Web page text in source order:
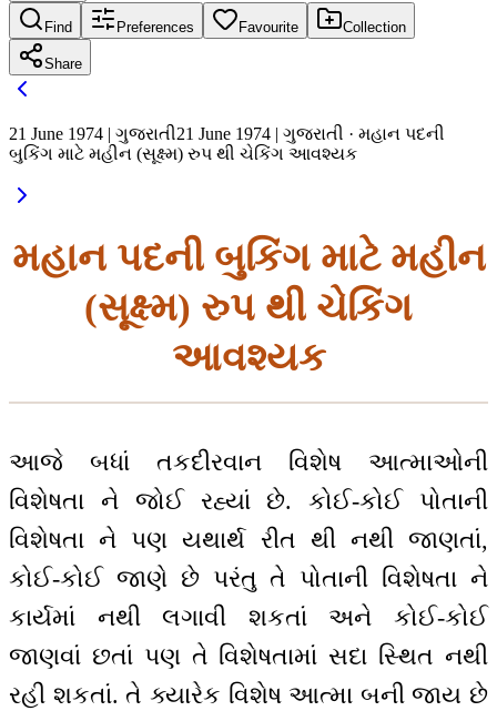
Find Preferences Favourite Collection
Share
21 June 1974 | ગુજરાતી21 June 1974 | ગુજરાતી · મહાન પદની
બુકિંગ માટે મહીન (સૂક્ષ્મ) રુપ થી ચેકિંગ આવશ્યક
મહાન પદની બુકિંગ માટે મહીન
(સૂક્ષ્મ) રુપ થી ચેકિંગ
આવશ્યક
આજે બધાં તકદીરવાન વિશેષ આત્માઓની
વિશેષતા ને જોઈ રહ્યાં છે. કોઈ-કોઈ પોતાની
વિશેષતા ને પણ યથાર્થ રીત થી નથી જાણતાં,
કોઈ-કોઈ જાણે છે પરંતુ તે પોતાની વિશેષતા ને
કાર્યમાં નથી લગાવી શકતાં અને કોઈ-કોઈ
જાણવાં છતાં પણ તે વિશેષતામાં સદા સ્થિત નથી
રહી શકતાં. તે ક્યારેક વિશેષ આત્મા બની જાય છે